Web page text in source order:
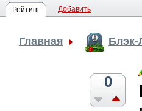
Рейтинг Добавить
Главная Блэк-
0